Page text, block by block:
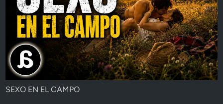
SEXO EN EL CAMPO